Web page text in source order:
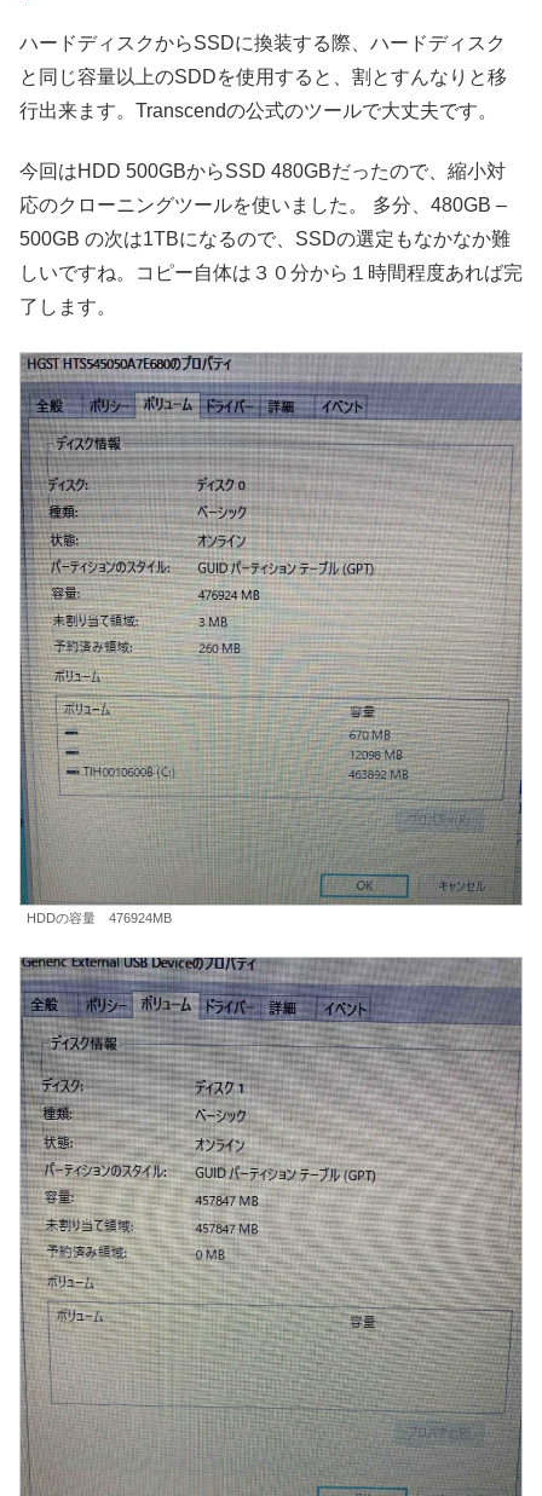
ハードディスクからSSDに換装する際、ハードディスク
と同じ容量以上のSDDを使用すると、割とすんなりと移
行出来ます。Transcendの公式のツールで大丈夫です。
今回はHDD 500GBからSSD 480GBだったので、縮小対
応のクローニングツールを使いました。 多分、480GB –
500GB の次は1TBになるので、SSDの選定もなかなか難
しいですね。コピー自体は３０分から１時間程度あれば完
了します。
HDDの容量 476924MB